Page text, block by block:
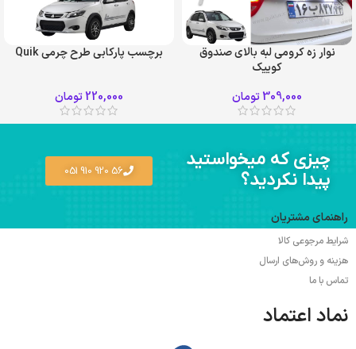
نوار زه کرومی لبه بالای صندوق
کوییک
309,000تومان
برچسب پارکابی طرح چرمی Quik
220,000تومان
چیزی که میخواستید
پیدا نکردید؟
56 920 910 051
راهنمای مشتریان
شرایط مرجوعی کالا
هزینه و روش‌های ارسال
تماس با ما
نماد اعتماد